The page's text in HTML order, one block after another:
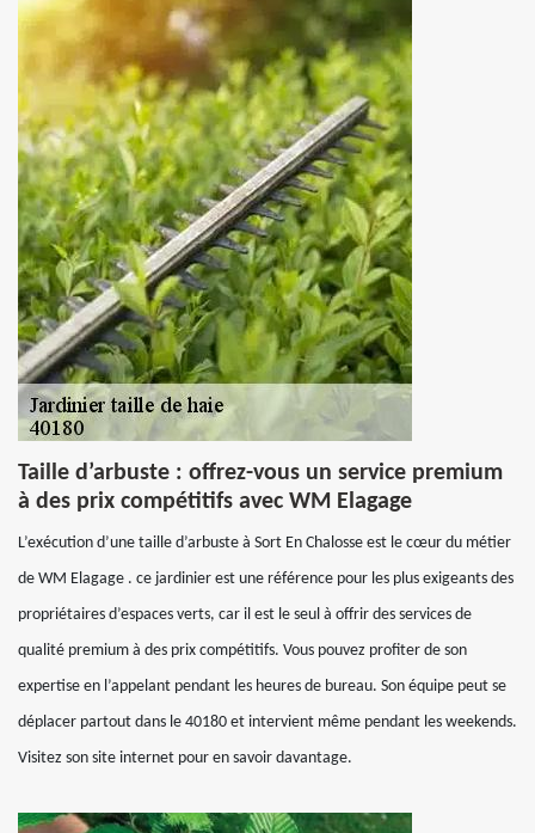
Taille d’arbuste : offrez-vous un service premium
à des prix compétitifs avec WM Elagage
L’exécution d’une taille d’arbuste à Sort En Chalosse est le cœur du métier
de WM Elagage . ce jardinier est une référence pour les plus exigeants des
propriétaires d’espaces verts, car il est le seul à offrir des services de
qualité premium à des prix compétitifs. Vous pouvez profiter de son
expertise en l’appelant pendant les heures de bureau. Son équipe peut se
déplacer partout dans le 40180 et intervient même pendant les weekends.
Visitez son site internet pour en savoir davantage.